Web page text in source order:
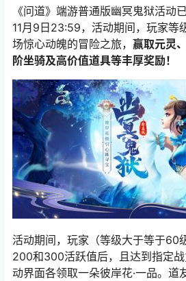
《问道》端游普通版幽冥鬼狱活动
11月9日23:59，活动期间，玩家等
场惊心动魄的冒险之旅， 赢取元灵
阶坐骑及高价值道具等丰厚奖励！
活动期间，玩家（等级大于等于60
200和300活跃值后，且达到指定
动界面各领取一朵彼岸花·一品。道